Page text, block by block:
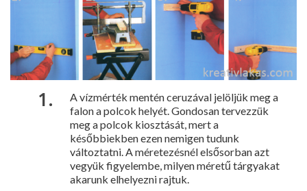
A vízmérték men­tén ceruzával je­löljük meg a
falon a polcok helyét. Gon­dosan tervezzük
meg a polcok kiosztását, mert a
későbbiekben ezen nemigen tudunk
változtatni. A mérete­zésnél elsősorban azt
vegyük figyelembe, milyen méretű tárgya­kat
akarunk elhelyez­ni rajtuk.